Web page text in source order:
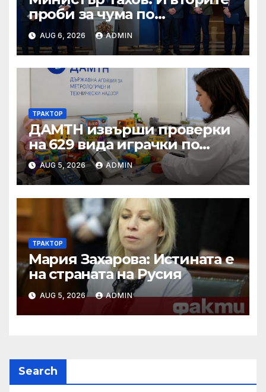
проби за чума по
животните от фермата във
Велинград са положителни
AUG 6, 2026 ADMIN
ТРАКТОР
ДАМТН извърши проверки
на 629 вида играчки по
повод Деня на детето
AUG 5, 2026 ADMIN
ТРАКТОР
Мария Захарова: Истината е
на страната на Русия
AUG 5, 2026 ADMIN
Search